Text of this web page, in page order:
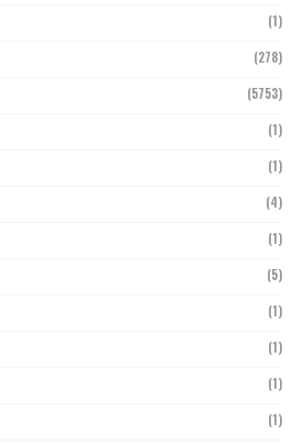
(1)
(278)
(5753)
(1)
(1)
(4)
(1)
(5)
(1)
(1)
(1)
(1)